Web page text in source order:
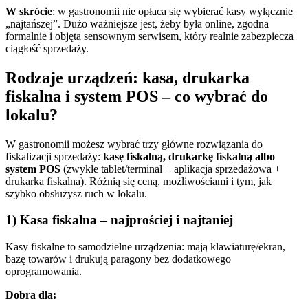
W skrócie: w gastronomii nie opłaca się wybierać kasy wyłącznie
„najtańszej”. Dużo ważniejsze jest, żeby była online, zgodna
formalnie i objęta sensownym serwisem, który realnie zabezpiecza
ciągłość sprzedaży.
Rodzaje urządzeń: kasa, drukarka
fiskalna i system POS – co wybrać do
lokalu?
W gastronomii możesz wybrać trzy główne rozwiązania do
fiskalizacji sprzedaży: kasę fiskalną, drukarkę fiskalną albo
system POS (zwykle tablet/terminal + aplikacja sprzedażowa +
drukarka fiskalna). Różnią się ceną, możliwościami i tym, jak
szybko obsłużysz ruch w lokalu.
1) Kasa fiskalna – najprościej i najtaniej
Kasy fiskalne to samodzielne urządzenia: mają klawiaturę/ekran,
bazę towarów i drukują paragony bez dodatkowego
oprogramowania.
Dobra dla: